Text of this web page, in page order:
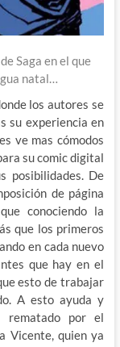
Saga en el que
natal…
los autores se
su experiencia en
ve mas cómodos
su comic digital
posibilidades. De
de página
conociendo la
que los primeros
en cada nuevo
que hay en el
esto de trabajar
A esto ayuda y
rematado por el
Vicente, quien ya